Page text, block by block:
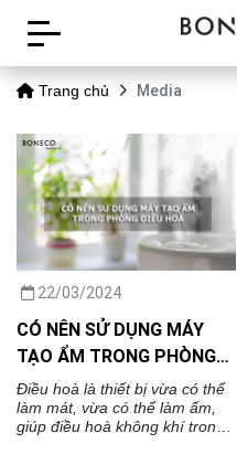
Trang chủ Media
22/03/2024
CÓ NÊN SỬ DỤNG MÁY
TẠO ẨM TRONG PHÒNG
ĐIỀU HOÀ KHÔNG?
Điều hoà là thiết bị vừa có thể
làm mát, vừa có thể làm ấm,
giúp điều hoà không khí trong